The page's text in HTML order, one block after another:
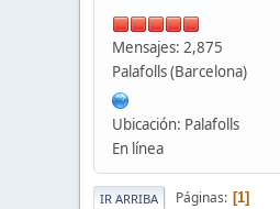
Mensajes: 2,875
Palafolls (Barcelona)
Ubicación: Palafolls
En línea
IR ARRIBA Páginas 1